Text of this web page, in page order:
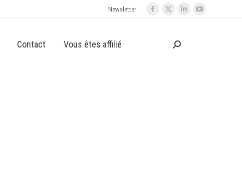
Newsletter
Contact Vous êtes affilié